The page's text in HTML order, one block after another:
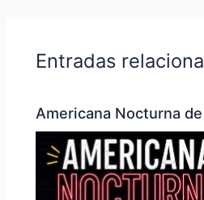
Entradas
Americana Nocturna